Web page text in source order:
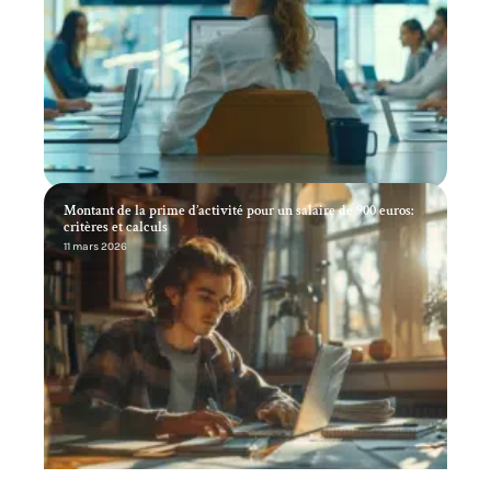
Montant de la prime d’activité pour un salaire de 900 euros:
critères et calculs
11 mars 2026